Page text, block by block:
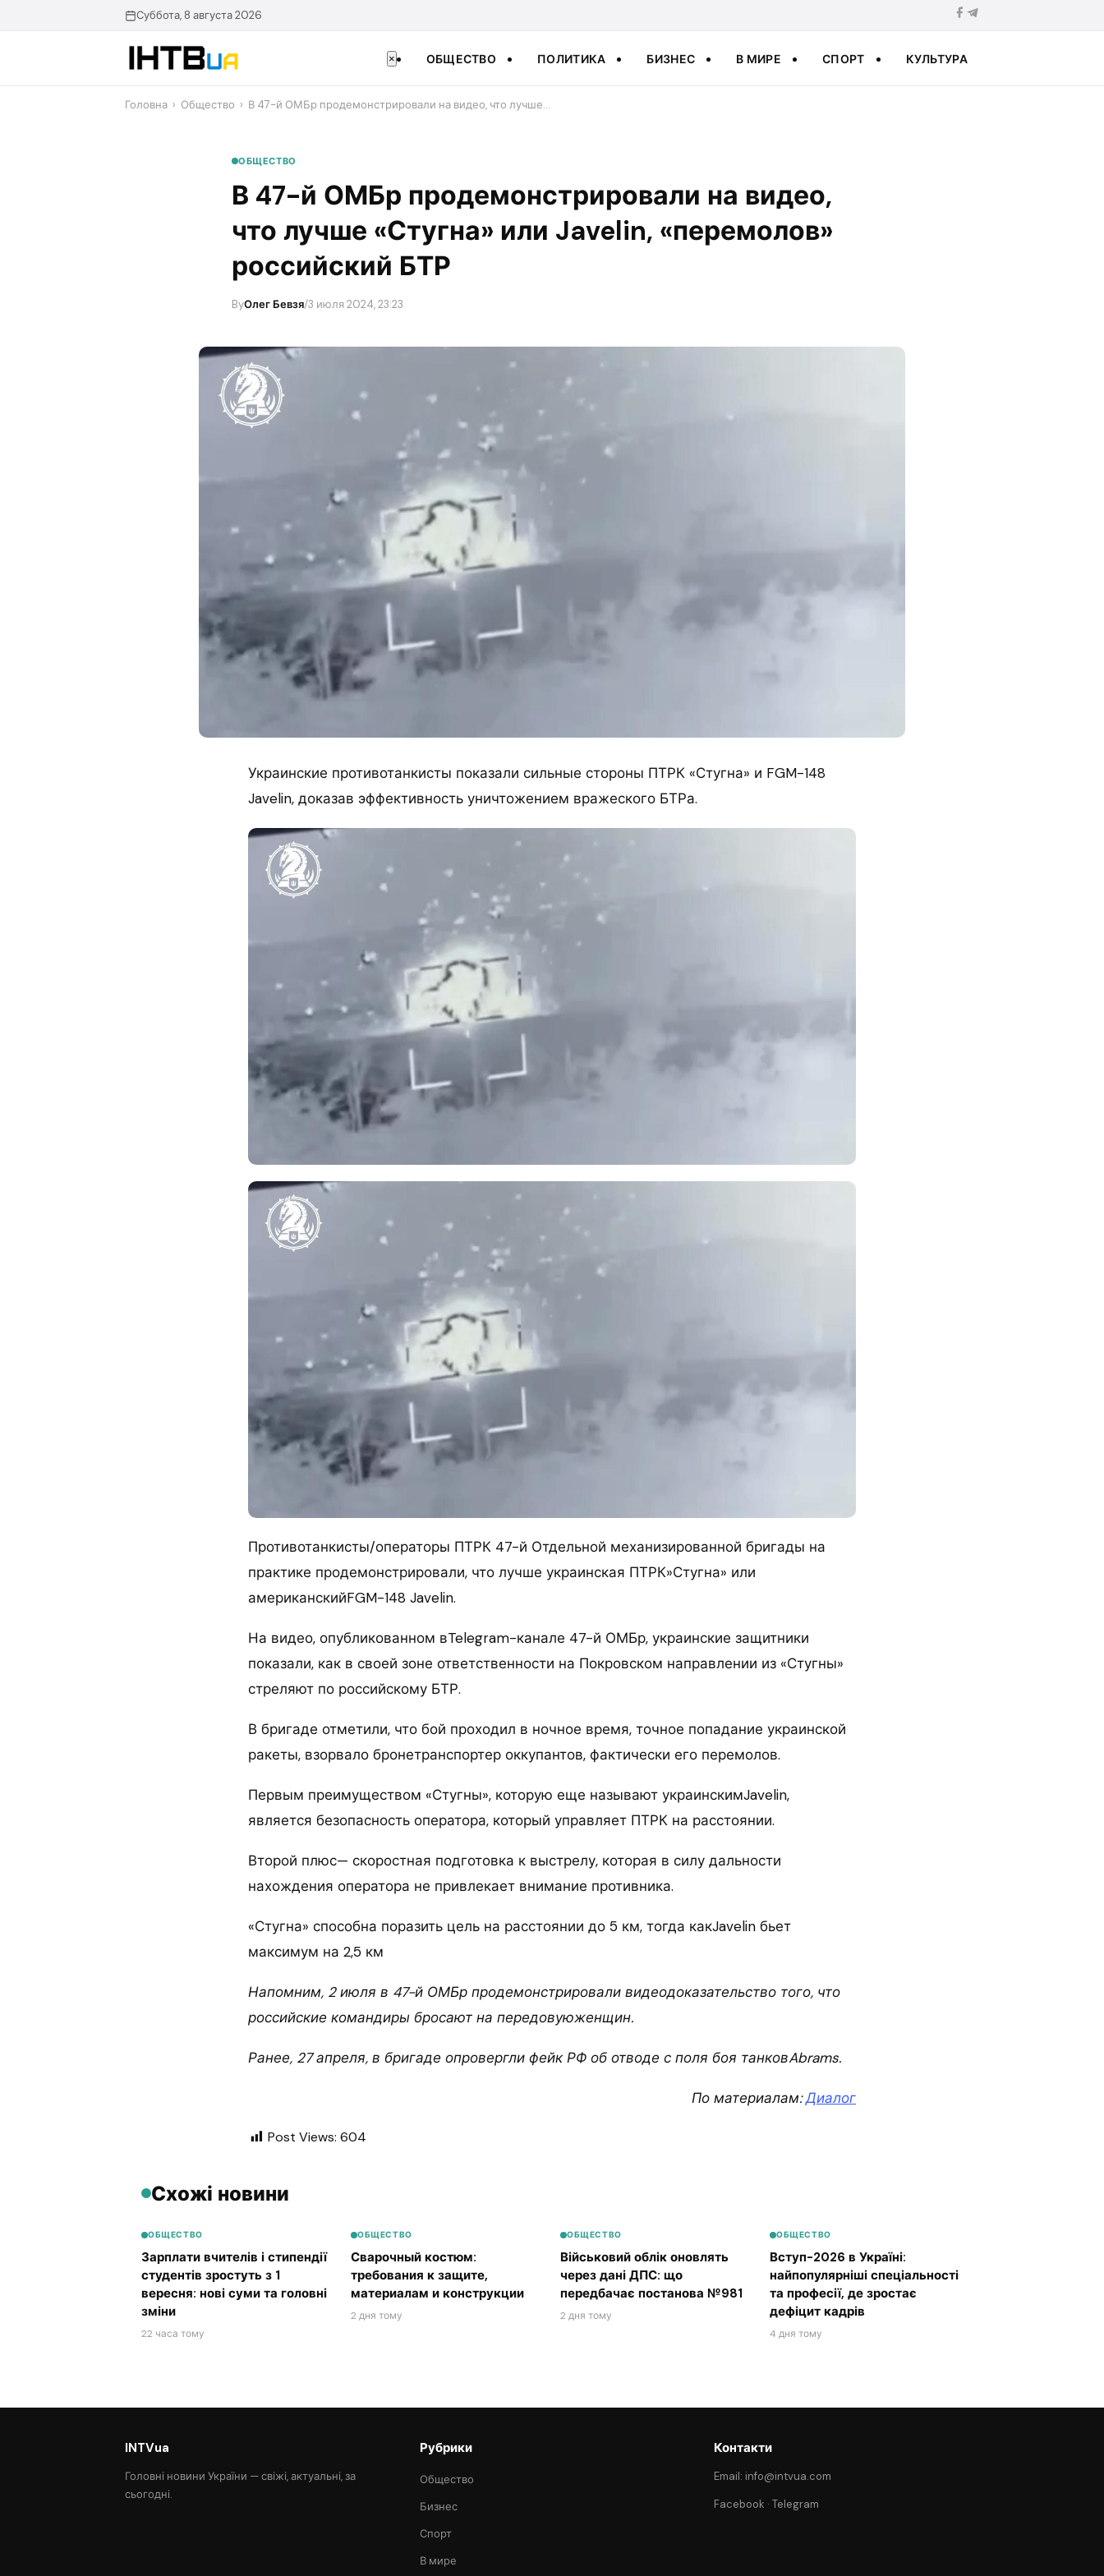
Суббота, 8 августа 2026
× ОБЩЕСТВО ПОЛИТИКА БИЗНЕС В МИРЕ СПОРТ КУЛЬТУРА
Головна › Общество › В 47-й ОМБр продемонстрировали на видео, что лучше…
ОБЩЕСТВО
В 47-й ОМБр продемонстрировали на видео,
что лучше «Стугна» или Javelin, «перемолов»
российский БТР
ByОлег Бевзя/3 июля 2024, 23:23
Украинские противотанкисты показали сильные стороны ПТРК «Стугна» и FGM-148
Javelin, доказав эффективность уничтожением вражеского БТРа.
Противотанкисты/операторы ПТРК 47-й Отдельной механизированной бригады на
практике продемонстрировали, что лучше украинская ПТРК»Стугна» или
американскийFGM-148 Javelin.
На видео, опубликованном вTelegram-канале 47-й ОМБр, украинские защитники
показали, как в своей зоне ответственности на Покровском направлении из «Стугны»
стреляют по российскому БТР.
В бригаде отметили, что бой проходил в ночное время, точное попадание украинской
ракеты, взорвало бронетранспортер оккупантов, фактически его перемолов.
Первым преимуществом «Стугны», которую еще называют украинскимJavelin,
является безопасность оператора, который управляет ПТРК на расстоянии.
Второй плюс— скоростная подготовка к выстрелу, которая в силу дальности
нахождения оператора не привлекает внимание противника.
«Стугна» способна поразить цель на расстоянии до 5 км, тогда какJavelin бьет
максимум на 2,5 км
Напомним, 2 июля в 47-й ОМБр продемонстрировали видеодоказательство того, что
российские командиры бросают на передовуюженщин.
Ранее, 27 апреля, в бригаде опровергли фейк РФ об отводе с поля боя танковAbrams.
По материалам:Диалог
Post Views: 604
Схожі новини
ОБЩЕСТВО
Зарплати вчителів і стипендії
студентів зростуть з 1
вересня: нові суми та головні
зміни
22 часа тому
ОБЩЕСТВО
Сварочный костюм:
требования к защите,
материалам и конструкции
2 дня тому
ОБЩЕСТВО
Військовий облік оновлять
через дані ДПС: що
передбачає постанова №981
2 дня тому
ОБЩЕСТВО
Вступ-2026 в Україні:
найпопулярніші спеціальності
та професії, де зростає
дефіцит кадрів
4 дня тому
INTVua
Головні новини України — свіжі, актуальні, за
сьогодні.
Рубрики
Общество
Бизнес
Спорт
В мире
Контакти
Email: info@intvua.com
Facebook ·Telegram